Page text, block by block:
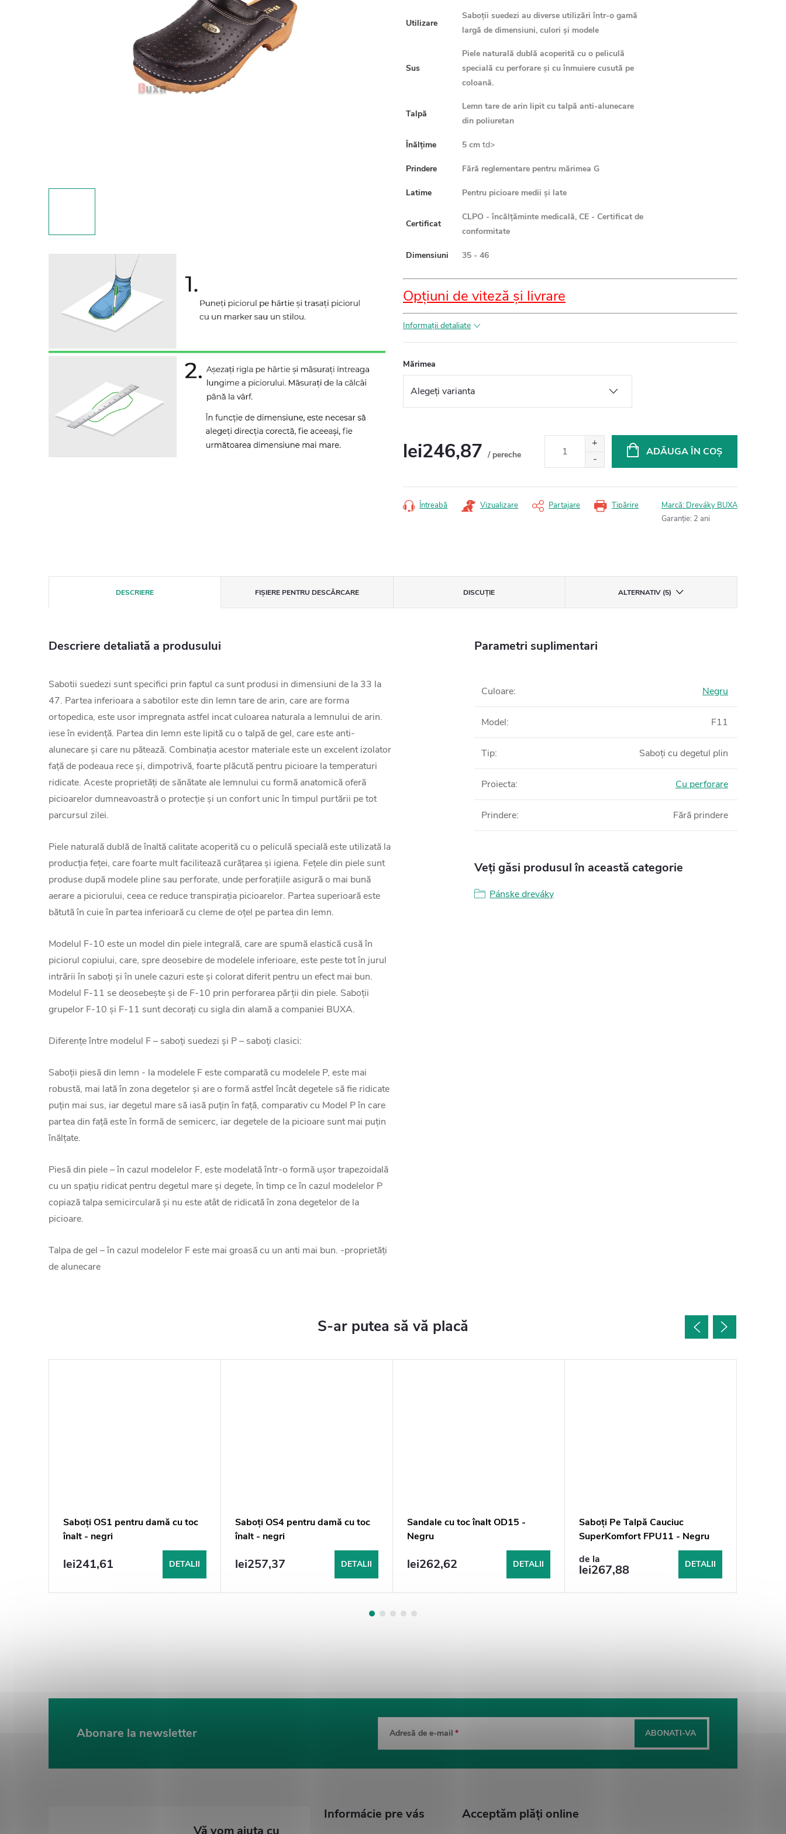
Utilizare
Saboții suedezi au diverse utilizări într-o gamă
largă de dimensiuni, culori și modele
Sus
Piele naturală dublă acoperită cu o peliculă
specială cu perforare și cu înmuiere cusută pe
coloană.
Talpă
Lemn tare de arin lipit cu talpă anti-alunecare
din poliuretan
Înălțime 5 cm td>
Prindere Fără reglementare pentru mărimea G
Latime Pentru picioare medii și late
Certificat
CLPO - încălțăminte medicală, CE - Certificat de
conformitate
Dimensiuni 35 - 46
Opțiuni de viteză și livrare
Informaţii detaliate
Mărimea
lei246,87 / pereche
ADĂUGA ÎN COŞ
Tipărire
Întreabă Vizualizare Partajare Marcă: Dreváky BUXA
Garanţie: 2 ani
DESCRIERE FIȘIERE PENTRU DESCĂRCARE DISCUŢIE ALTERNATIV (5)
Descriere detaliată a produsului
Sabotii suedezi sunt specifici prin faptul ca sunt produsi in dimensiuni de la 33 la
47. Partea inferioara a sabotilor este din lemn tare de arin, care are forma
ortopedica, este usor impregnata astfel incat culoarea naturala a lemnului de arin.
iese în evidență. Partea din lemn este lipită cu o talpă de gel, care este anti-
alunecare și care nu pătează. Combinația acestor materiale este un excelent izolator
față de podeaua rece și, dimpotrivă, foarte plăcută pentru picioare la temperaturi
ridicate. Aceste proprietăți de sănătate ale lemnului cu formă anatomică oferă
picioarelor dumneavoastră o protecție și un confort unic în timpul purtării pe tot
parcursul zilei.
Piele naturală dublă de înaltă calitate acoperită cu o peliculă specială este utilizată la
producția feței, care foarte mult facilitează curățarea și igiena. Fețele din piele sunt
produse după modele pline sau perforate, unde perforațiile asigură o mai bună
aerare a piciorului, ceea ce reduce transpirația picioarelor. Partea superioară este
bătută în cuie în partea inferioară cu cleme de oțel pe partea din lemn.
Modelul F-10 este un model din piele integrală, care are spumă elastică cusă în
piciorul copiului, care, spre deosebire de modelele inferioare, este peste tot în jurul
intrării în saboți și în unele cazuri este și colorat diferit pentru un efect mai bun.
Modelul F-11 se deosebește și de F-10 prin perforarea părții din piele. Saboții
grupelor F-10 și F-11 sunt decorați cu sigla din alamă a companiei BUXA.
Diferențe între modelul F – saboți suedezi și P – saboți clasici:
Saboții piesă din lemn - la modelele F este comparată cu modelele P, este mai
robustă, mai lată în zona degetelor și are o formă astfel încât degetele să fie ridicate
puțin mai sus, iar degetul mare să iasă puțin în față, comparativ cu Model P în care
partea din față este în formă de semicerc, iar degetele de la picioare sunt mai puțin
înălțate.
Piesă din piele – în cazul modelelor F, este modelată într-o formă ușor trapezoidală
cu un spațiu ridicat pentru degetul mare și degete, în timp ce în cazul modelelor P
copiază talpa semicirculară și nu este atât de ridicată în zona degetelor de la
picioare.
Talpa de gel – în cazul modelelor F este mai groasă cu un anti mai bun. -proprietăți
de alunecare
Parametri suplimentari
Culoare: Negru
Model: F11
Tip: Saboți cu degetul plin
Proiecta: Cu perforare
Prindere: Fără prindere
Veți găsi produsul în această categorie
Pánske dreváky
Saboți OS1 pentru damă cu toc
înalt - negri
lei241,61 DETALII
Saboți OS4 pentru damă cu toc
înalt - negri
lei257,37 DETALII
Sandale cu toc înalt OD15 -
Negru
lei262,62 DETALII
Saboți Pe Talpă Cauciuc
SuperKomfort FPU11 - Negru
de la
lei267,88 DETALII
Abonare la newsletter Adresă de e-mail ABONATI-VA
Informácie pre vás Acceptăm plăţi online